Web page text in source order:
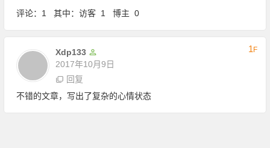
评论：1 其中：访客 1 博主 0
Xdp133
2017年10月9日
1F
回复
不错的文章，写出了复杂的心情状态